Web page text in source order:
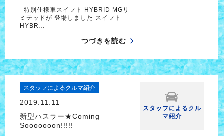
特別仕様車スイフト HYBRID MGリ
ミテッドが 登場しました スイフト
HYBR…
つづきを読む
スタッフによるクルマ紹介
2019.11.11
新型ハスラー★Coming
Sooooooon!!!!!
スタッフによるクル
マ紹介